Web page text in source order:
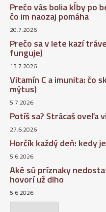
Prečo vás bolia kĺby po
čo im naozaj pomáha
20.7.2026
Prečo sa v lete kazí
funguje)
13.7.2026
Vitamín C a imunita: čo
mýtus)
5.7.2026
Potíš sa? Strácaš oveľa
27.6.2026
Horčík každý deň: kedy
5.6.2026
Aké sú príznaky
hovorí už dlho
5.6.2026